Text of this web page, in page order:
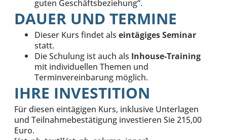
guten Geschäftsbeziehung“.
DAUER UND TERMINE
Dieser Kurs findet als eintägiges Seminar
statt.
Die Schulung ist auch als Inhouse-Training
mit individuellen Themen und
Terminvereinbarung möglich.
IHRE INVESTITION
Für diesen eintägigen Kurs, inklusive Unterlagen
und Teilnahmebestätigung investieren Sie 215,00
Euro.